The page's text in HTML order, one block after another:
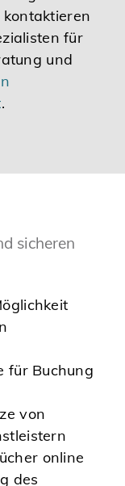
für
und
.
sicheren
für Buchung
von
online
des